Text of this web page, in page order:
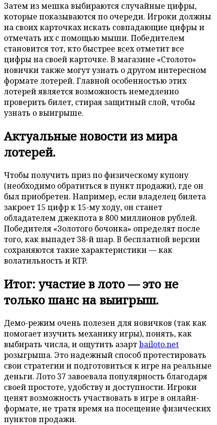
Затем из мешка выбираются случайные цифры,
которые показываются по очереди. Игроки должны
на своих карточках искать совпадающие цифры и
отмечать их с помощью мыши. Победителем
становится тот, кто быстрее всех отметит все
цифры на своей карточке. В магазине «Столото»
новички также могут узнать о другом интересном
формате лотерей. Главной особенностью этих
лотерей является возможность немедленно
проверить билет, стирая защитный слой, чтобы
узнать о выигрыше.
Актуальные новости из мира
лотерей.
Чтобы получить приз по физическому купону
(необходимо обратиться в пункт продажи), где он
был приобретен. Например, если владелец билета
закроет 15 цифр к 15-му ходу, он станет
обладателем джекпота в 800 миллионов рублей.
Победителя «Золотого бочонка» определят после
того, как выпадет 38-й шар. В бесплатной версии
сохраняются такие характеристики — как
волатильность и RTP.
Итог: участие в лото — это не
только шанс на выигрыш.
Демо-режим очень полезен для новичков (так как
помогает изучить механику игры), понять, как
выбирать числа, и ощутить азартbailoto.net
розыгрыша. Это надежный способ протестировать
свои стратегии и подготовиться к игре на реальные
деньги. Лото 37 завоевала популярность благодаря
своей простоте, удобству и доступности. Игроки
ценят возможность участвовать в игре в онлайн-
формате, не тратя время на посещение физических
пунктов продажи.